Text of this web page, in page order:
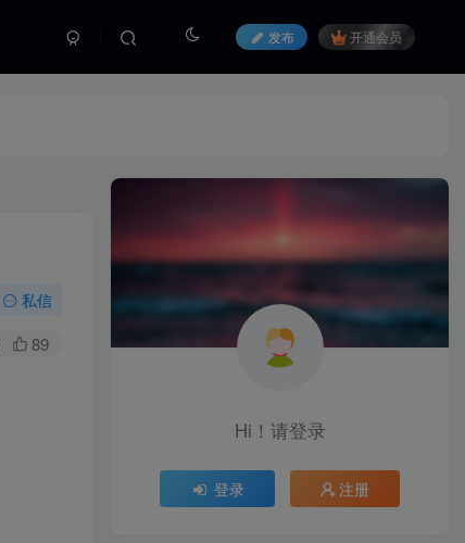
发布 开通会员
私信
89
Hi！请登录
登录 注册